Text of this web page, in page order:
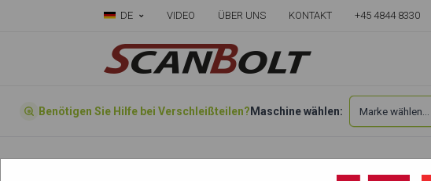
DE VIDEO ÜBER UNS KONTAKT +45 4844 8330
Benötigen Sie Hilfe bei Verschleißteilen? Maschine wählen: